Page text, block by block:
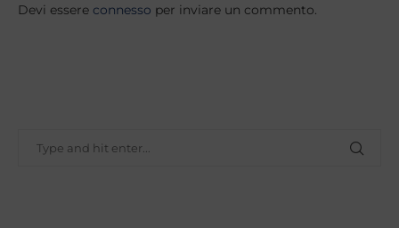
Devi essere connesso per inviare un commento.